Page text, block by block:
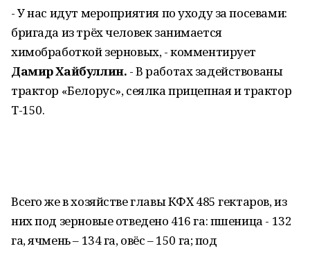
- У нас идут мероприятия по уходу за посевами:
бригада из трёх человек занимается
химобработкой зерновых, - комментирует
Дамир Хайбуллин. - В работах задействованы
трактор «Белорус», сеялка прицепная и трактор
Т-150.
Всего же в хозяйстве главы КФХ 485 гектаров, из
них под зерновые отведено 416 га: пшеница - 132
га, ячмень – 134 га, овёс – 150 га; под